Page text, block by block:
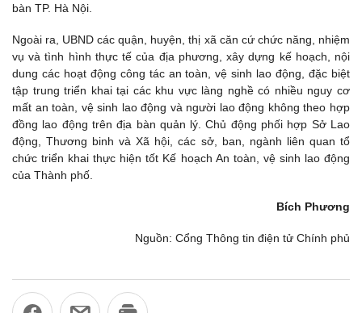
bàn TP. Hà Nội.
Ngoài ra, UBND các quận, huyện, thị xã căn cứ chức năng, nhiệm
vụ và tình hình thực tế của địa phương, xây dựng kế hoạch, nội
dung các hoạt động công tác an toàn, vệ sinh lao động, đặc biệt
tập trung triển khai tại các khu vực làng nghề có nhiều nguy cơ
mất an toàn, vệ sinh lao động và người lao động không theo hợp
đồng lao động trên địa bàn quản lý. Chủ động phối hợp Sở Lao
động, Thương binh và Xã hội, các sở, ban, ngành liên quan tổ
chức triển khai thực hiện tốt Kế hoạch An toàn, vệ sinh lao động
của Thành phố.
Bích Phương
Nguồn: Cổng Thông tin điện tử Chính phủ